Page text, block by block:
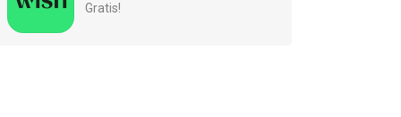
Gratis!